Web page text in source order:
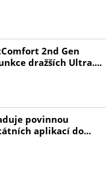
2,5A, příkon max.
do 8kV
do 90%
2nd Gen
dražších Ultra....
povinnou
aplikací do...